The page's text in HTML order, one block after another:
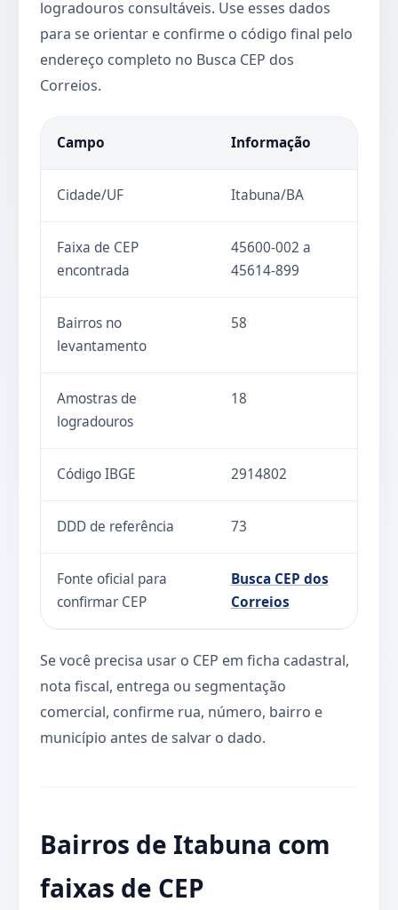
logradouros consultáveis. Use esses dados
para se orientar e confirme o código final pelo
endereço completo no Busca CEP dos
Correios.
Campo Informação
Cidade/UF Itabuna/BA
Faixa de CEP
encontrada
45600-002 a
45614-899
Bairros no
levantamento
58
Amostras de
logradouros
18
Código IBGE 2914802
DDD de referência 73
Fonte oficial para
confirmar CEP
Busca CEP dos
Correios
Se você precisa usar o CEP em ficha cadastral,
nota fiscal, entrega ou segmentação
comercial, confirme rua, número, bairro e
município antes de salvar o dado.
Bairros de Itabuna com
faixas de CEP